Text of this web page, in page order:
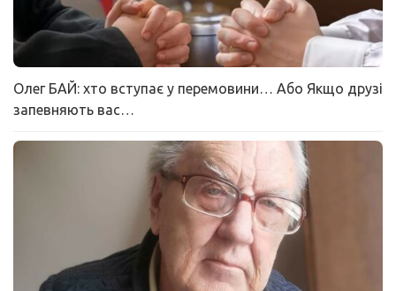
Олег БАЙ: хто вступає у перемовини… Або Якщо друзі
запевняють вас…